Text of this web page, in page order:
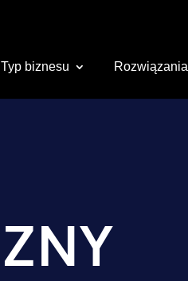
Typ biznesu Rozwiązania